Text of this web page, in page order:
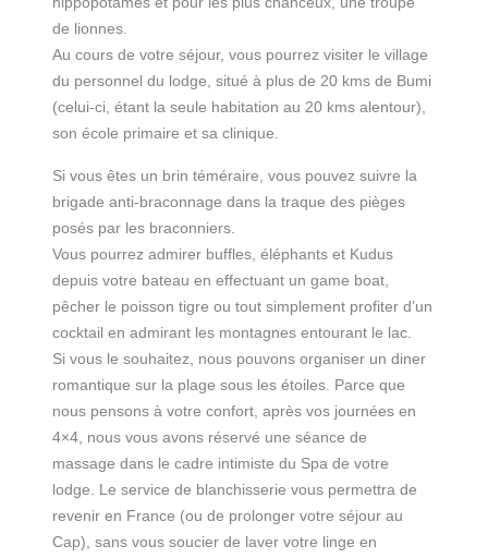
de lionnes.
Au cours de votre séjour, vous pourrez visiter le village
du personnel du lodge, situé à plus de 20 kms de Bumi
(celui-ci, étant la seule habitation au 20 kms alentour),
son école primaire et sa clinique.
Si vous êtes un brin téméraire, vous pouvez suivre la
brigade anti-braconnage dans la traque des pièges
posés par les braconniers.
Vous pourrez admirer buffles, éléphants et Kudus
depuis votre bateau en effectuant un game boat,
pêcher le poisson tigre ou tout simplement profiter d’un
cocktail en admirant les montagnes entourant le lac.
Si vous le souhaitez, nous pouvons organiser un diner
romantique sur la plage sous les étoiles. Parce que
nous pensons à votre confort, après vos journées en
4×4, nous vous avons réservé une séance de
massage dans le cadre intimiste du Spa de votre
lodge. Le service de blanchisserie vous permettra de
revenir en France (ou de prolonger votre séjour au
Cap), sans vous soucier de laver votre linge en